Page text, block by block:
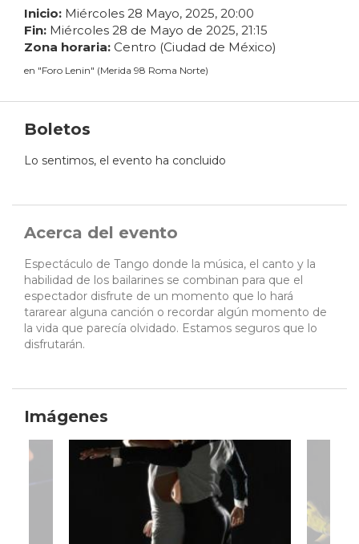
Inicio: Miércoles 28 Mayo, 2025, 20:00
Fin: Miércoles 28 de Mayo de 2025, 21:15
Zona horaria: Centro (Ciudad de México)
en "Foro Lenin" (Merida 98 Roma Norte)
Boletos
Lo sentimos, el evento ha concluido
Acerca del evento
Espectáculo de Tango donde la música, el canto y la
habilidad de los bailarines se combinan para que el
espectador disfrute de un momento que lo hará
tararear alguna canción o recordar algún momento de
la vida que parecía olvidado. Estamos seguros que lo
disfrutarán.
Imágenes